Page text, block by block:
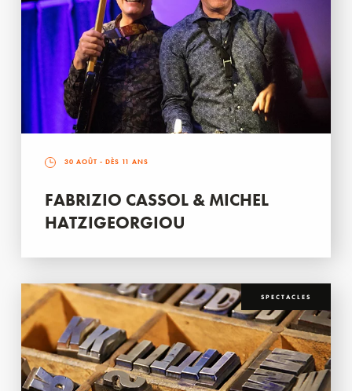
30 AOÛT - DÈS 11 ANS
FABRIZIO CASSOL & MICHEL
HATZIGEORGIOU
SPECTACLES